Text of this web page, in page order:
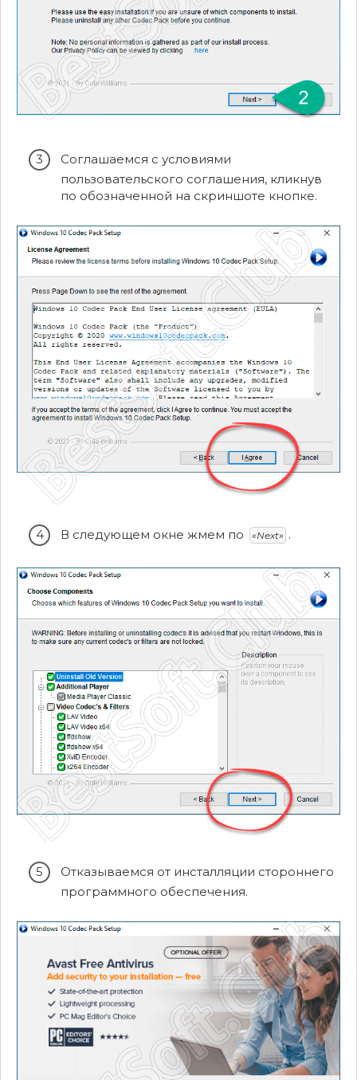
Соглашаемся с условиями
пользовательского соглашения, кликнув
по обозначенной на скриншоте кнопке.
В следующем окне жмем по «Next» .
Отказываемся от инсталляции стороннего
программного обеспечения.